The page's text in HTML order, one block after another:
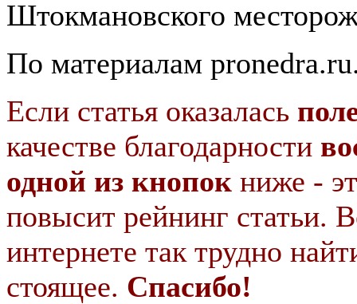
Штокмановского
По материалам
Если статья оказалась
качестве благодарности
одной из кнопок ниже -
повысит рейнинг статьи.
интернете так трудно
стоящее. Спасибо!